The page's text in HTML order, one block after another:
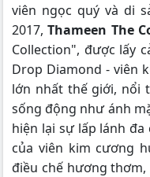
viên ngọc quý và di
2017,Thameen The
Collection", được lấy
Drop Diamond - viên
lớn nhất thế giới, nổi
sống động như ánh
hiện lại sự lấp lánh
của viên kim cương
điều chế hương